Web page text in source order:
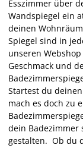
Esszimmer über
Wandspiegel ein
deinen
Spiegel sind in
unseren
Geschmack und
Startest du
mach es doch zu
dein Badezimmer
gestalten. Ob du